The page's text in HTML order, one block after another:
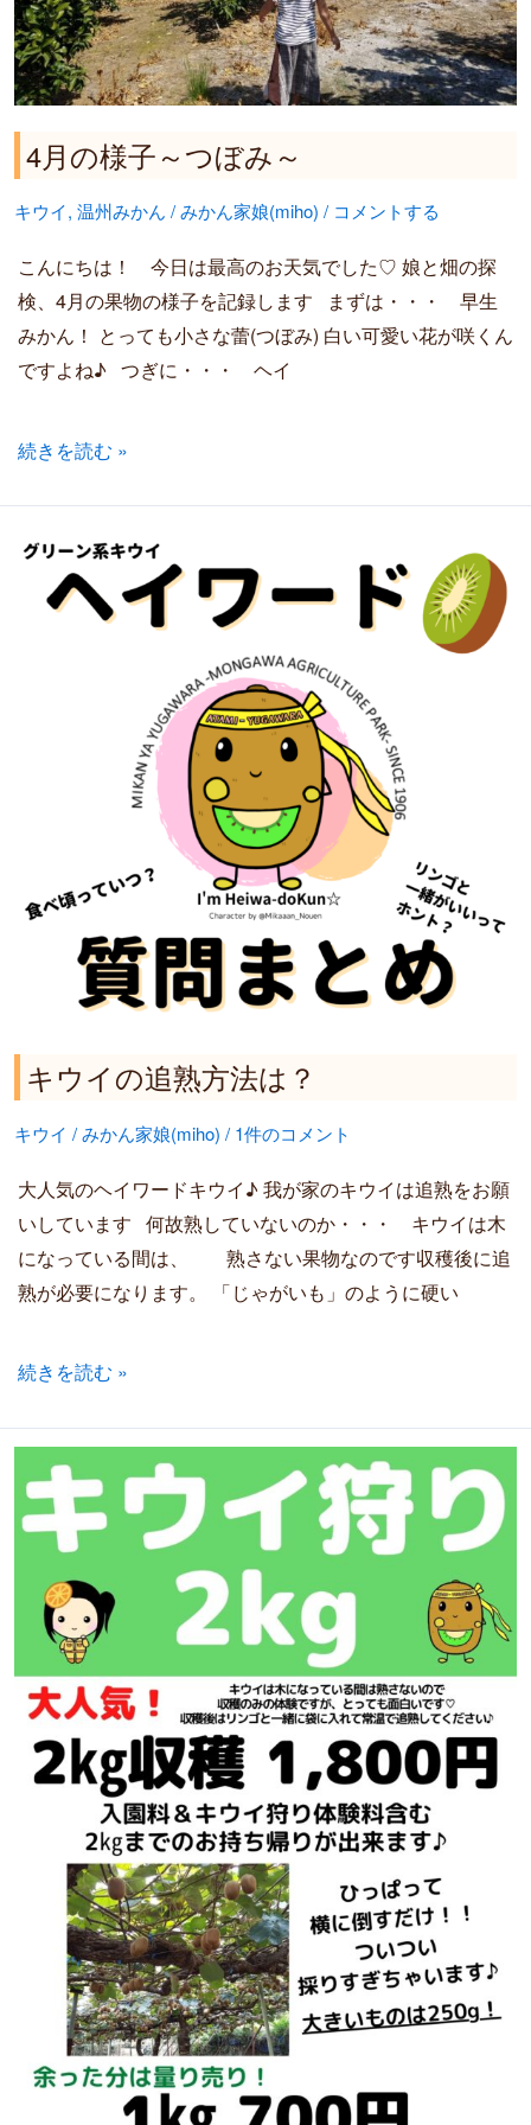
4月の様子～つぼみ～
キウイ, 温州みかん /みかん家娘(miho) / コメントする
こんにちは！ 今日は最高のお天気でした♡ 娘と畑の探
検、4月の果物の様子を記録します まずは・・・ 早生
みかん！ とっても小さな蕾(つぼみ) 白い可愛い花が咲くん
ですよね♪ つぎに・・・ ヘイ
み
～
続きを読む »
キウイの追熟方法は？
キウイ /みかん家娘(miho) /1件のコメント
大人気のヘイワードキウイ♪ 我が家のキウイは追熟をお願
いしています 何故熟していないのか・・・ キウイは木
になっている間は、 熟さない果物なのです収穫後に追
熟が必要になります。 「じゃがいも」のように硬い
キ
続きを読む »
人
気
収
穫
体